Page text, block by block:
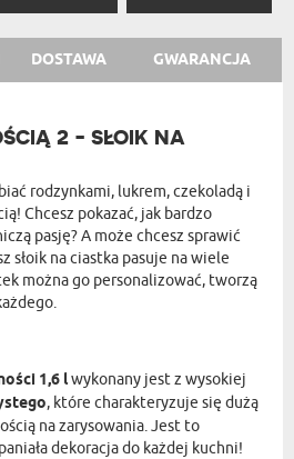
DOSTAWA GWARANCJA
2 - SŁOIK NA
rodzynkami, lukrem, czekoladą i
Chcesz pokazać, jak bardzo
pasję? A może chcesz sprawić
słoik na ciastka pasuje na wiele
można go personalizować, tworzą
1,6 lwykonany jest z wysokiej
, które charakteryzuje się dużą
na zarysowania. Jest to
dekoracja do każdej kuchni!